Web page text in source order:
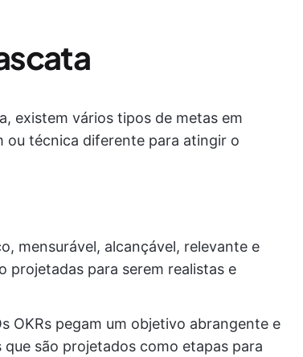
existem vários tipos de metas em
ou técnica diferente para atingir o
mensurável, alcançável, relevante e
projetadas para serem realistas e
OKRs pegam um objetivo abrangente e
são projetados como etapas para